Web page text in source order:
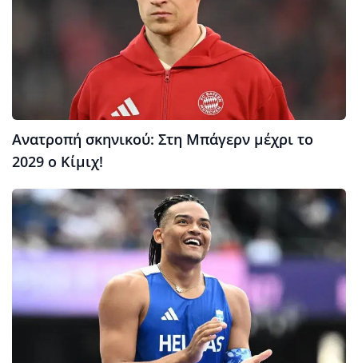
Ανατροπή σκηνικού: Στη Μπάγερν μέχρι το
2029 ο Κίμιχ!